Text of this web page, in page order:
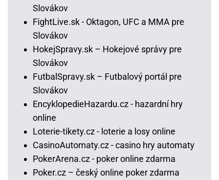
Slovákov
FightLive.sk - Oktagon, UFC a MMA pre
Slovákov
HokejSpravy.sk – Hokejové správy pre
Slovákov
FutbalSpravy.sk – Futbalový portál pre
Slovákov
EncyklopedieHazardu.cz - hazardní hry
online
Loterie-tikety.cz - loterie a losy online
CasinoAutomaty.cz - casino hry automaty
PokerArena.cz - poker online zdarma
Poker.cz – český online poker zdarma